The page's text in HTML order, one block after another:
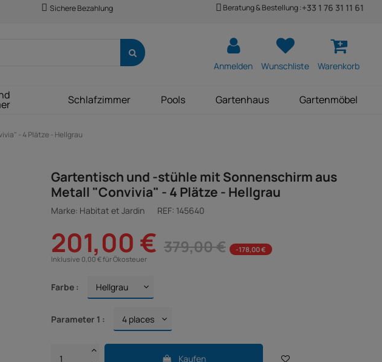
Sichere Bezahlung Beratung & Bestellung :+33 1 76 31 11 61
Anmelden Wunschliste Warenkorb
Schlafzimmer Pools Gartenhaus Gartenmöbel
- 4 Plätze - Hellgrau
Gartentisch und -stühle mit Sonnenschirm aus
Metall "Convivia" - 4 Plätze - Hellgrau
Marke: Habitat et Jardin REF: 145640
201,00 € 379,00 €
-178,00 €
Inklusive 0,00 € für Ökosteuer
Farbe :
Parameter 1 :
Kaufen